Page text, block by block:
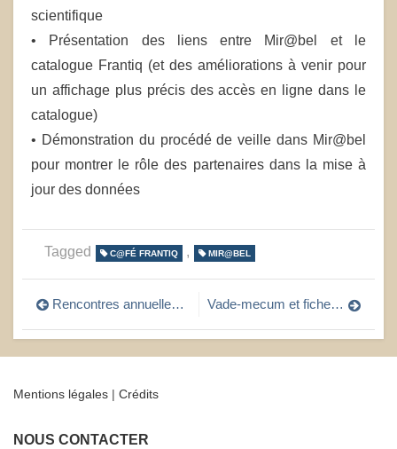
scientifique
• Présentation des liens entre Mir@bel et le
catalogue Frantiq (et des améliorations à venir pour
un affichage plus précis des accès en ligne dans le
catalogue)
• Démonstration du procédé de veille dans Mir@bel
pour montrer le rôle des partenaires dans la mise à
jour des données
Tagged C@FÉ FRANTIQ , MIR@BEL
Navigation
de
l’article
Rencontres annuelles de Frantiq 2024 Vade-mecum et fiches flash : 6 outils produits par le GT Archives !
Mentions légales | Crédits
NOUS CONTACTER